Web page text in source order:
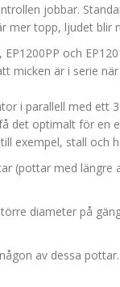
jobbar.
topp, ljudet
och
micken är i serie
i parallell med
det optimalt för en
exempel, stall och
(pottar med längre
diameter på
av dessa pottar.